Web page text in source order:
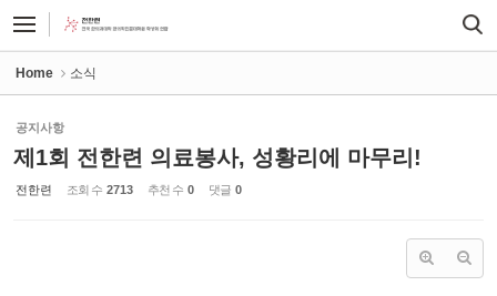
Home 소식
공지사항
제1회 전한련 의료봉사, 성황리에 마무리!
전한련 조회 수 2713 추천 수 0 댓글 0